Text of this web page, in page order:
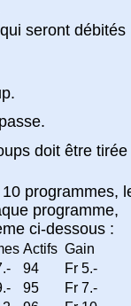
seront débités
doit être tirée
programmes,
programme,
ci-dessous :
Actifs Gain
94
Fr 5.-
95
Fr 7.-